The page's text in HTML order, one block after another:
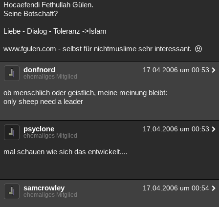
Hocaefendi Fethullah Gülen.
Seine Botschaft?
Liebe - Dialog - Toleranz ->Islam
www.fgulen.com - selbst für nichtmuslime sehr interessant.
donfnord 17.04.2006 um 00:53
ehemaliges Mitglied
ob menschlich oder geistlich, meine meinung bleibt:
only sheep need a leader
psyclone 17.04.2006 um 00:53
ehemaliges Mitglied
mal schauen wie sich das entwickelt....
samcrowley 17.04.2006 um 00:54
ehemaliges Mitglied